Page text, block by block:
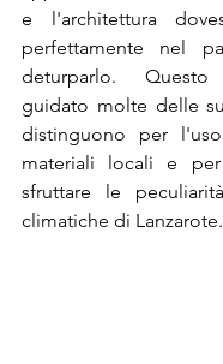
e l'architettura
perfettamente nel
deturparlo.
guidato molte delle
distinguono per
materiali locali e
sfruttare le
climatiche di Lanzarote.